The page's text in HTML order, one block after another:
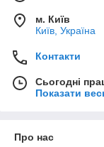
м. Київ
Київ, Україна
Контакти
Сьогодні
Показати
Про нас